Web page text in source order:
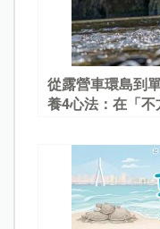
從露營車環島到
養4心法：在「